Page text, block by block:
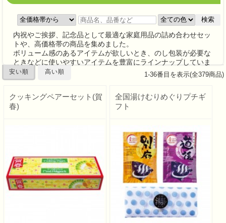
検索
内祝やご挨拶、記念品として最適な家庭用品の詰め合わせセッ
トや、高価格帯の商品を集めました。
ボリューム感のあるアイテムが欲しいとき、のし包装が必要な
ときなどに使いやすいアイテムを豊富にラインナップしていま
す。
安い順 高い順 1-36番目を表示(全379商品)
クッキングペアーセット(賀
春)
全国湯けむりめぐりプチギ
フト